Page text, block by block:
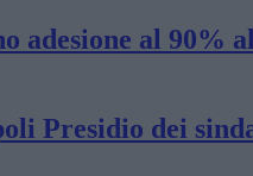
adesione al 90%
Presidio dei